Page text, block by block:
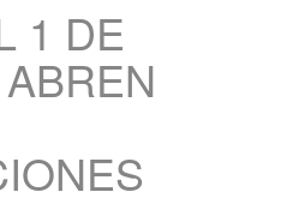
1 DE